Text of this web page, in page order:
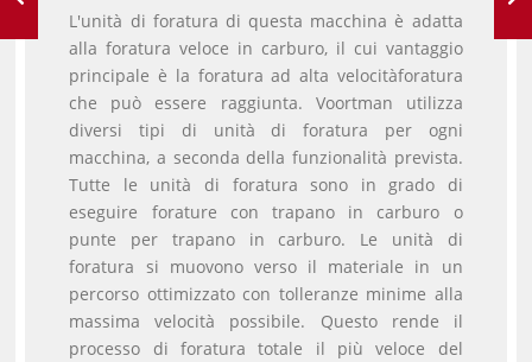
L'unità di foratura di questa macchina è adatta
alla foratura veloce in carburo, il cui vantaggio
principale è la foratura ad alta velocitàforatura
che può essere raggiunta. Voortman utilizza
diversi tipi di unità di foratura per ogni
macchina, a seconda della funzionalità prevista.
Tutte le unità di foratura sono in grado di
eseguire forature con trapano in carburo o
punte per trapano in carburo. Le unità di
foratura si muovono verso il materiale in un
percorso ottimizzato con tolleranze minime alla
massima velocità possibile. Questo rende il
processo di foratura totale il più veloce del